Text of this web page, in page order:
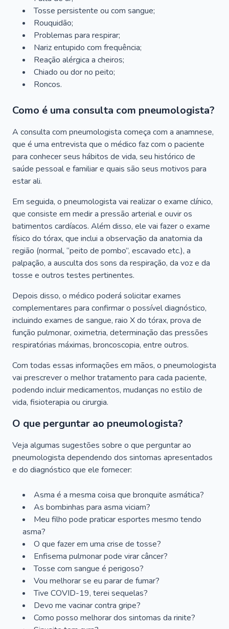
Tosse persistente ou com sangue;
Rouquidão;
Problemas para respirar;
Nariz entupido com frequência;
Reação alérgica a cheiros;
Chiado ou dor no peito;
Roncos.
Como é uma consulta com pneumologista?
A consulta com pneumologista começa com a anamnese,
que é uma entrevista que o médico faz com o paciente
para conhecer seus hábitos de vida, seu histórico de
saúde pessoal e familiar e quais são seus motivos para
estar ali.
Em seguida, o pneumologista vai realizar o exame clínico,
que consiste em medir a pressão arterial e ouvir os
batimentos cardíacos. Além disso, ele vai fazer o exame
físico do tórax, que inclui a observação da anatomia da
região (normal, “peito de pombo”, escavado etc.), a
palpação, a ausculta dos sons da respiração, da voz e da
tosse e outros testes pertinentes.
Depois disso, o médico poderá solicitar exames
complementares para confirmar o possível diagnóstico,
incluindo exames de sangue, raio X do tórax, prova de
função pulmonar, oximetria, determinação das pressões
respiratórias máximas, broncoscopia, entre outros.
Com todas essas informações em mãos, o pneumologista
vai prescrever o melhor tratamento para cada paciente,
podendo incluir medicamentos, mudanças no estilo de
vida, fisioterapia ou cirurgia.
O que perguntar ao pneumologista?
Veja algumas sugestões sobre o que perguntar ao
pneumologista dependendo dos sintomas apresentados
e do diagnóstico que ele fornecer:
Asma é a mesma coisa que bronquite asmática?
As bombinhas para asma viciam?
Meu filho pode praticar esportes mesmo tendo
asma?
O que fazer em uma crise de tosse?
Enfisema pulmonar pode virar câncer?
Tosse com sangue é perigoso?
Vou melhorar se eu parar de fumar?
Tive COVID-19, terei sequelas?
Devo me vacinar contra gripe?
Como posso melhorar dos sintomas da rinite?